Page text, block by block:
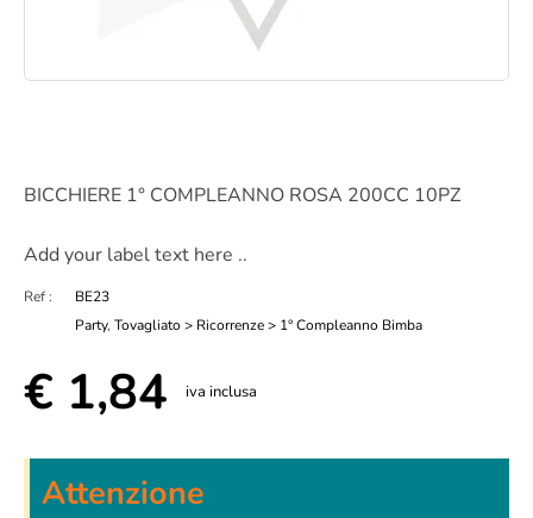
BICCHIERE 1° COMPLEANNO ROSA 200CC 10PZ
Add your label text here ..
Ref :
BE23
Party, Tovagliato > Ricorrenze > 1° Compleanno Bimba
€ 1,84 iva inclusa
Attenzione